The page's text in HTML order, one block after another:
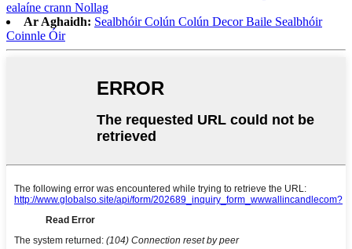
ealaíne crann Nollag
Ar Aghaidh: Sealbhóir Colún Colún Decor Baile Sealbhóir
Coinnle Óir